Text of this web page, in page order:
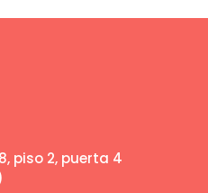
piso 2, puerta 4